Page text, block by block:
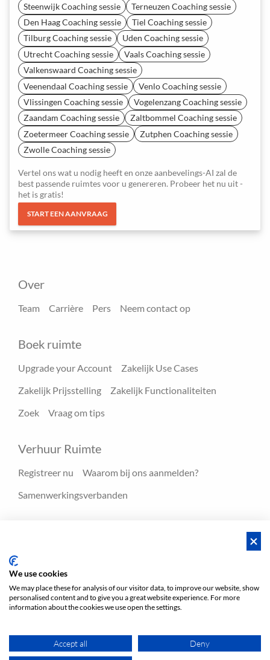
Steenwijk Coaching sessie
Terneuzen Coaching sessie
Den Haag Coaching sessie
Tiel Coaching sessie
Tilburg Coaching sessie
Uden Coaching sessie
Utrecht Coaching sessie
Vaals Coaching sessie
Valkenswaard Coaching sessie
Veenendaal Coaching sessie
Venlo Coaching sessie
Vlissingen Coaching sessie
Vogelenzang Coaching sessie
Zaandam Coaching sessie
Zaltbommel Coaching sessie
Zoetermeer Coaching sessie
Zutphen Coaching sessie
Zwolle Coaching sessie
Vertel ons wat u nodig heeft en onze aanbevelings-AI zal de
best passende ruimtes voor u genereren. Probeer het nu uit -
het is gratis!
START EEN AANVRAAG
Over
Team Carrière Pers Neem contact op
Boek ruimte
Upgrade your Account
Zakelijk Use Cases
Zakelijk Prijsstelling
Zakelijk Functionaliteiten
Zoek
Vraag om tips
Verhuur Ruimte
Registreer nu
Waarom bij ons aanmelden?
Samenwerkingsverbanden
Voorwaarden Privacy
Voorwaarden/Impressum
We use cookies
We may place these for analysis of our visitor data, to improve our website, show
personalised content and to give you a great website experience. For more
information about the cookies we use open the settings.
Accept all Deny